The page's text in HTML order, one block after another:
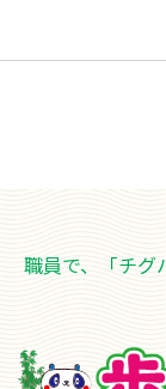
職員で、「チ